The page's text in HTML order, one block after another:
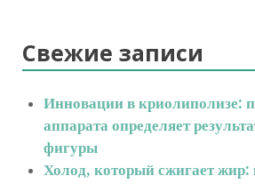
Свежие записи
Инновации в криолиполизе:
аппарата определяет
фигуры
Холод, который сжигает жир: